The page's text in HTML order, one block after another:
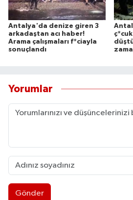
Antalya'da denize giren 3
arkadaştan acı haber!
Arama çalışmaları f*ciayla
sonuçlandı
Yorumlar
Gönder